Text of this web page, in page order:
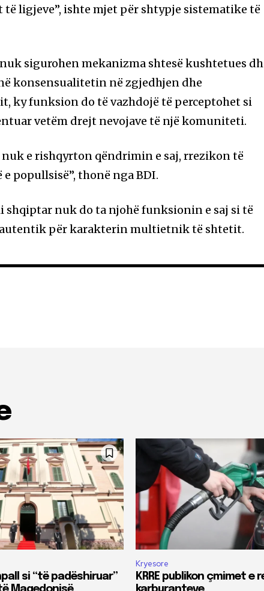
ligjeve”, ishte mjet për shtypje sistematike të
sigurohen mekanizma shtesë kushtetues
konsensualitetin në zgjedhjen dhe
ky funksion do të vazhdojë të perceptohet si
vetëm drejt nevojave të një komuniteti.
nuk e rishqyrton qëndrimin e saj, rrezikon të
popullsisë”, thonë nga BDI.
shqiptar nuk do ta njohë funksionin e saj si të
për karakterin multietnik të shtetit.
si “të padëshiruar”
Kryesore
KRRE publikon çmimet e